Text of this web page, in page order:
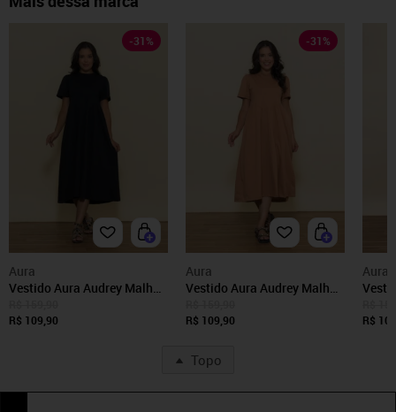
-31 %
Aura
Vestido Aura Audrey Malha
R$ 109,90
-31 %
Aura
Vestido Aura Audrey Malha
R$ 109,90
Aura
R$
Topo